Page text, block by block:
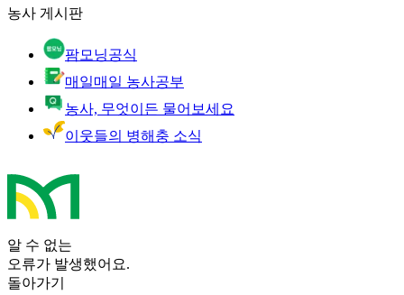
농사 게시판
팜모닝공식
매일매일 농사공부
농사, 무엇이든 물어보세요
이웃들의 병해충 소식
알 수 없는
오류가 발생했어요.
돌아가기